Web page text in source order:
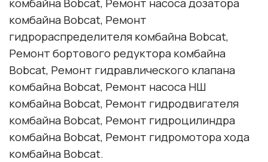
комбайнаBobcat, Ремонт
гидрораспределителя комбайнаBobcat,
Ремонт бортового редуктора комбайна
Bobcat, Ремонт гидравлического клапана
комбайнаBobcat, Ремонт насоса НШ
комбайнаBobcat, Ремонт гидродвигателя
комбайнаBobcat, Ремонт гидроцилиндра
комбайнаBobcat, Ремонт гидромотора хода
комбайнаBobcat.